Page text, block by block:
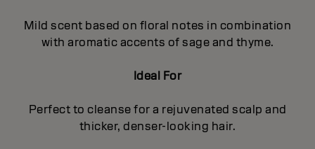
Mild scent based on floral notes in combination
with aromatic accents of sage and thyme.
Ideal For
Perfect to cleanse for a rejuvenated scalp and
thicker, denser-looking hair.